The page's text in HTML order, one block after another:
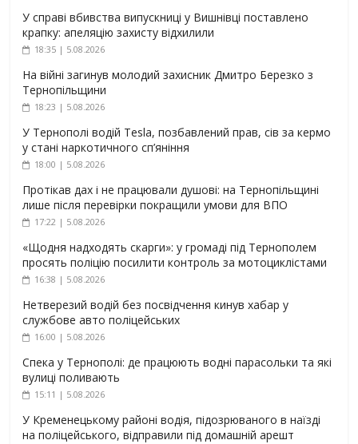
У справі вбивства випускниці у Вишнівці поставлено
крапку: апеляцію захисту відхилили
18:35 | 5.08.2026
На війні загинув молодий захисник Дмитро Березко з
Тернопільщини
18:23 | 5.08.2026
У Тернополі водій Tesla, позбавлений прав, сів за кермо
у стані наркотичного сп’яніння
18:00 | 5.08.2026
Протікав дах і не працювали душові: на Тернопільщині
лише після перевірки покращили умови для ВПО
17:22 | 5.08.2026
«Щодня надходять скарги»: у громаді під Тернополем
просять поліцію посилити контроль за мотоциклістами
16:38 | 5.08.2026
Нетверезий водій без посвідчення кинув хабар у
службове авто поліцейських
16:00 | 5.08.2026
Спека у Тернополі: де працюють водні парасольки та які
вулиці поливають
15:11 | 5.08.2026
У Кременецькому районі водія, підозрюваного в наїзді
на поліцейського, відправили під домашній арешт